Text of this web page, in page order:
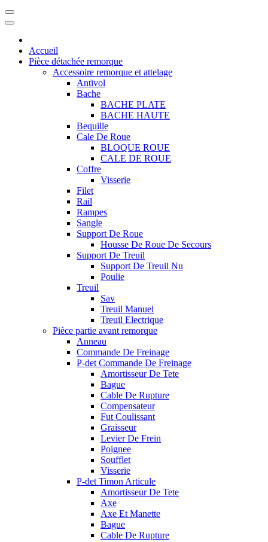
Accueil
Pièce détachée remorque
Accessoire remorque et attelage
Antivol
Bache
BACHE PLATE
BACHE HAUTE
Bequille
Cale De Roue
BLOQUE ROUE
CALE DE ROUE
Coffre
Visserie
Filet
Rail
Rampes
Sangle
Support De Roue
Housse De Roue De Secours
Support De Treuil
Support De Treuil Nu
Poulie
Treuil
Sav
Treuil Manuel
Treuil Electrique
Pièce partie avant remorque
Anneau
Commande De Freinage
P-det Commande De Freinage
Amortisseur De Tete
Bague
Cable De Rupture
Compensateur
Fut Coulissant
Graisseur
Levier De Frein
Poignee
Soufflet
Visserie
P-det Timon Articule
Amortisseur De Tete
Axe
Axe Et Manette
Bague
Cable De Rupture